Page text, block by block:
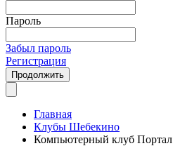
Пароль
Забыл пароль
Регистрация
Продолжить
Главная
Клубы Шебекино
Компьютерный клуб Портал